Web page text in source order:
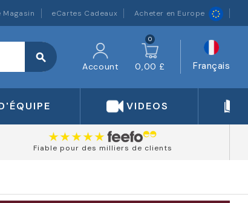
Magasin eCartes Cadeaux Acheter en Europe
search
Account
0
0,00 £ Français
VIDEOS
Fiable pour des milliers de clients